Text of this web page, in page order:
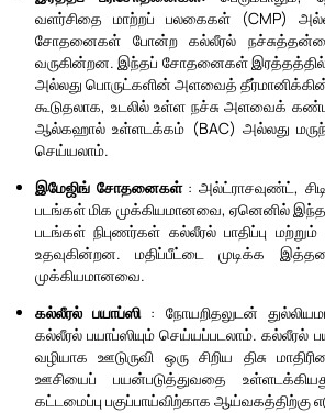
வளர்சிதை மாற்றப் பலகைகள் (CMP)
சோதனைகள் போன்ற கல்லீரல்
வருகின்றன. இந்தப் சோதனைகள் இரத்தத்தில்
அல்லது பொருட்களின் அளவைத்
கூடுதலாக, உடலில் உள்ள நச்சு அளவைக்
ஆல்கஹால் உள்ளடக்கம் (BAC) அல்லது
செய்யலாம்.
இமேஜிங் சோதனைகள்: அல்ட்ராசவுண்ட்,
படங்கள் மிக முக்கியமானவை, ஏனெனில் இந்த
படங்கள் நிபுணர்கள் கல்லீரல் பாதிப்பு
உதவுகின்றன. மதிப்பீட்டை முடிக்க
முக்கியமானவை.
கல்லீரல் பயாப்ஸி: நோயறிதலுடன்
கல்லீரல் பயாப்ஸியும் செய்யப்படலாம். கல்லீரல்
வழியாக ஊடுருவி ஒரு சிறிய திசு
ஊசியைப் பயன்படுத்துவதை
கட்டமைப்பு பகுப்பாய்விற்காக ஆய்வகத்திற்கு